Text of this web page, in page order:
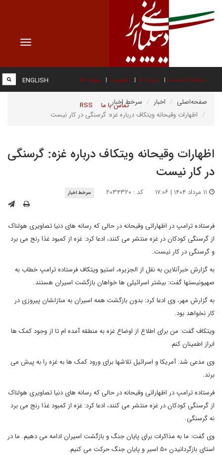
Toggle
صفحه نخست درباره ما عضویت پیوند ها
تماس با ما RSS
ENGLISH
صفحه‌اصلی اخبار
سرخط اخبار
اظهارات وقیحانه ویتکاف درباره غزه: گرسنگی در کار نیست
اظهارات وقیحانه ویتکاف درباره غزه: گرسنگی
در کار نیست
کد : ۲۰۳۴۳۲۰ سرخط اخبار
فرستاده ترامپ در اظهاراتی وقیحانه در حالی که رسانه های دنیا تصاویری هولناک
از گرسنگی کودکان در غزه منتشر می کنند، ادعا کرد: غزه از کمبود غذا رنج می برد
و گرسنگی در کار نیست.
به گزارش خبرآنلاین به نقل از الجزیره، استیو ویتکاف فرستاده ترامپ خطاب به
صهیونیستها گفت: بیشتر اسرائیلی ها خواهان بازگشت اسیران هستند.
به گزارش مهر، وی ادعا کرد: بدون بازگشت همه اسیران به منازلشان پیروزی در
کار نخواهد بود.
ویتکاف گفت: من برای اطلاع از اوضاع غزه به منطقه آمده ام تا از وجود کمک ها
ابراز اطمینان کنم.
وی مدعی شد: آمریکا و اسرائیل تلاشها برای ورود کمک ها به غزه را به پیش می
برند.
فرستاده ترامپ در اظهاراتی وقیحانه در حالی که رسانه های دنیا تصاویری هولناک
از گرسنگی کودکان در غزه منتشر می کنند، ادعا کرد: غزه از کمبود غذا رنج می برد
نه گرسنگی.
وی گفت: ما به مذاکرات برای پایان جنگ و بازگشت اسیران ادامه می دهیم. ما در
استای بازگردانیدن ۵۰ اسیر و پایان جنگ حرکت می کنیم.